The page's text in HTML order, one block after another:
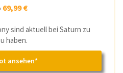
69,99 €
sind aktuell bei Saturn zu
haben.
ansehen*